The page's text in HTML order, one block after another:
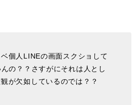
個人LINEの画面スクショして
の？？さすがにそれは人とし
が欠如しているのでは？？